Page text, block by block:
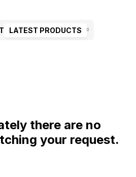
LATEST PRODUCTS
there are no
your request.